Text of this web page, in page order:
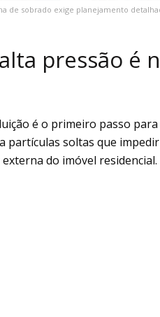
de sobrado exige planejamento
pressão é
é o primeiro passo
partículas soltas que
do imóvel residencial.